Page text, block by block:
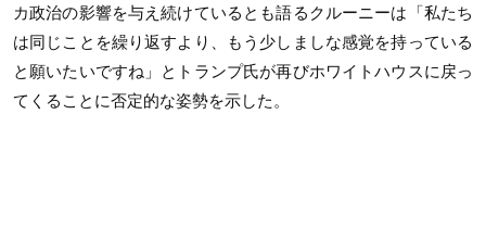
カ政治の影響を与え続けているとも語るクルーニーは「私たち
は同じことを繰り返すより、もう少しましな感覚を持っている
と願いたいですね」とトランプ氏が再びホワイトハウスに戻っ
てくることに否定的な姿勢を示した。